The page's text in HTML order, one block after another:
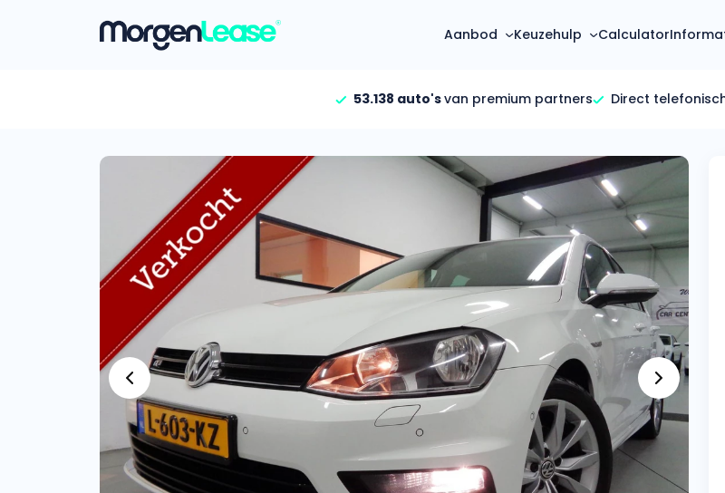
Aanbod
Gehele aanbod
Bekijk volledig aanbod
Gezinsauto’s
Bekijk alle gezinsauto’s
Hele aanbod
Bekijk alle stadsauto’s
EV’s/Hybrides
Bekijk alle electrische auto’s
Bedrijfswagens
Bekijk alle bedrijfswagens
Budgetwagens
Bekijk alle budgetwagens
Mercedes-Benz
(3500+ auto's)
Volkswagen
(4500+ auto's)
Volvo
(1000+ auto's)
Audi
(2000+ auto's)
BMW
(2000+ auto's)
Keuzehulp
Hoeveel kan ik lenen?
Bereken in één minuut
Calculator
Maandbedrag berekenen
Offerte vergelijken
Wij geven jou een betere deal
Calculator
Over ons
Gehele FAQ’s
Bekijk volledige
Zakelijk
Vragen over
Particulier
Vragen over
Jouw
Vragen over jouw
Leasevormen
Vragen over
53.138 auto'svan premium partners Direct